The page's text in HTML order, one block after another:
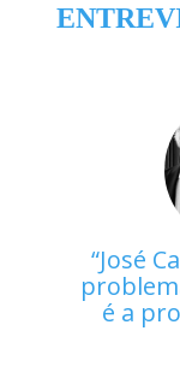
José
é a